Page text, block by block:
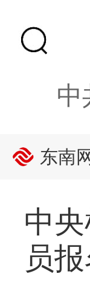
中
东南
中
员